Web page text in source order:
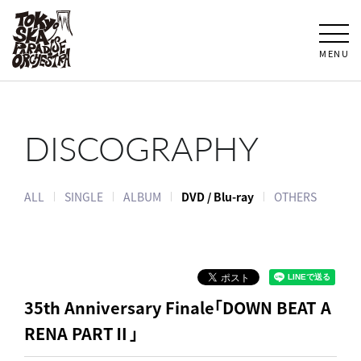
MENU
DISCOGRAPHY
ALL SINGLE ALBUM DVD / Blu-ray OTHERS
35th Anniversary Finale「DOWN BEAT A
RENA PARTⅡ」